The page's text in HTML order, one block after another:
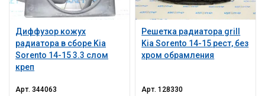
Диффузор кожух
радиатора в сборе Kia
Sorento 14-15 3.3 слом
креп
Арт.344063
Решетка радиатора grill
Kia Sorento 14-15 рест, без
хром обрамления
Арт.128330